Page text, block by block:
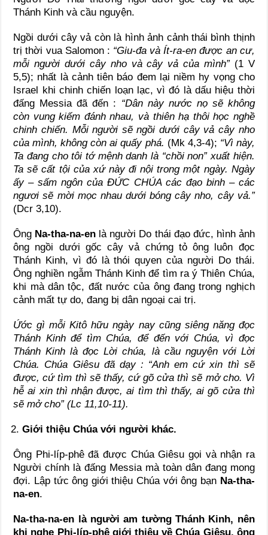
Thánh Kinh và cầu nguyện.
Ngồi dưới cây vả còn là hình ảnh cảnh thái bình thịnh
trị thời vua Salomon : “Giu-đa và Ít-ra-en được an cư,
mỗi người dưới cây nho và cây vả của mình” (1 V
5,5); nhất là cảnh tiên báo đem lại niềm hy vọng cho
Israel khi chinh chiến loạn lạc, vì đó là dấu hiệu thời
đấng Messia đã đến : “Dân này nước nọ sẽ không
còn vung kiếm đánh nhau, và thiên hạ thôi học nghề
chinh chiến. Mỗi người sẽ ngồi dưới cây vả cây nho
của mình, không còn ai quấy phá. (Mk 4,3-4); “Vì này,
Ta đang cho tôi tớ mệnh danh là “chồi non” xuất hiện.
Ta sẽ cất tội của xứ này đi nội trong một ngày. Ngày
ấy – sấm ngôn củaĐỨC CHÚAcác đạo binh – các
ngươi sẽ mời mọc nhau dưới bóng cây nho, cây vả.”
(Dcr 3,10).
Ông Na-tha-na-en là người Do thái đạo đức, hình ảnh
ông ngồi dưới gốc cây vả chứng tỏ ông luôn đọc
Thánh Kinh, vì đó là thói quyen của người Do thái.
Ông nghiền ngẫm Thánh Kinh để tìm ra ý Thiên Chúa,
khi mà dân tộc, đất nước của ông đang trong nghịch
cảnh mất tự do, đang bị dân ngoại cai trị.
Ứớc gì mỗi Kitô hữu ngày nay cũng siêng năng đọc
Thánh Kinh để tìm Chúa, để đến với Chúa, vì đọc
Thánh Kinh là đọc Lời chúa, là cầu nguyện với Lời
Chúa. Chúa Giêsu đã dạy : “Anh em cứ xin thì sẽ
được, cứ tìm thì sẽ thấy, cứ gõ cửa thì sẽ mở cho. Vì
hễ ai xin thì nhận được, ai tìm thì thấy, ai gõ cửa thì
sẽ mở cho” (Lc 11,10-11).
Giới thiệu Chúa với người khác.
Ông Phi-líp-phê đã được Chúa Giêsu gọi và nhận ra
Người chính là đấng Messia mà toàn dân đang mong
đợi. Lập tức ông giới thiệu Chúa với ông bạn Na-tha-
na-en.
Na-tha-na-en là người am tường Thánh Kinh, nên
khi nghe Phi-líp-phêgiới thiệu về Chúa Giêsu, ông